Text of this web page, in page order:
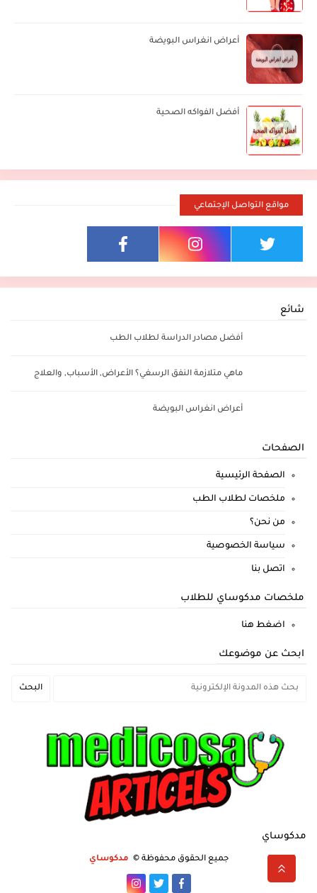
أعراض انغراس البويضة
أفضل الفواكه الصحية
مواقع التواصل الإجتماعي
شائع
أفضل مصادر الدراسة لطلاب الطب
ماهي متلازمة النفق الرسغي؟ الأعراض, الأسباب, والعلاج
أعراض انغراس البويضة
الصفحات
الصفحة الرئيسية
ملخصات لطلاب الطب
من نحن؟
سياسة الخصوصية
اتصل بنا
ملخصات مدكوساي للطلاب
اضغط هنا
ابحث عن موضوعك
مدكوساي
جميع الحقوق محفوظة © مدكوساي